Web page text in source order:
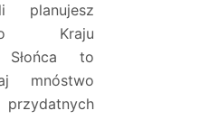
planujesz
Kraju
Słońca to
mnóstwo